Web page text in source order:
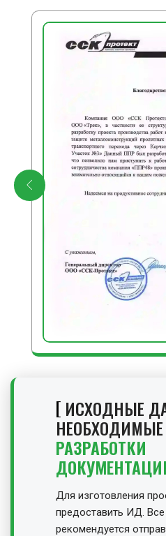
ИСХОДНЫЕ
РАЗРАБОТКИ
Для изготовления
предоставить ИД.
рекомендуется